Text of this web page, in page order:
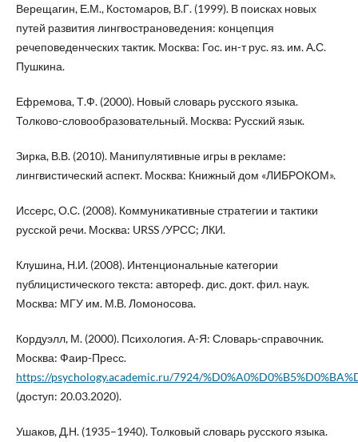
Верещагин, Е.М., Костомаров, В.Г. (1999). В поисках новых
путей развития лингвострановедения: концепция
речеповеденческих тактик. Москва: Гос. ин-т рус. яз. им. А.С.
Пушкина.
Ефремова, Т.Ф. (2000). Новый словарь русского языка.
Толково-словообразовательный. Москва: Русский язык.
Зирка, В.В. (2010). Манипулятивные игры в рекламе:
лингвистический аспект. Москва: Книжный дом «ЛИБРОКОМ».
Иссерс, О.С. (2008). Коммуникативные стратегии и тактики
русской речи. Москва: URSS /УРСС; ЛКИ.
Клушина, Н.И. (2008). Интенциональные категории
публицистического текста: автореф. дис. докт. фил. наук.
Москва: МГУ им. М.В. Ломоносова.
Кордуэлл, М. (2000). Психология. А-Я: Словарь-справочник.
Москва: Фаир-Пресс.
https://psychology.academic.ru/7924/
(доступ: 20.03.2020).
Ушаков, Д.Н. (1935–1940). Толковый словарь русского языка.